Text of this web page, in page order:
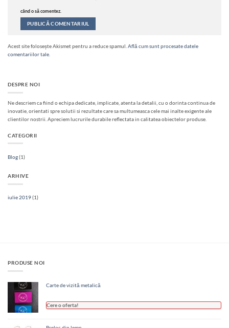
când o să comentez.
Acest site folosește Akismet pentru a reduce spamul. Află cum sunt procesate datele
comentariilor tale
DESPRE NOI
Ne descriem ca fiind o echipa dedicate, implicate, atenta la detalii, cu o dorinta continua de
inovatie, orientati spre solutii si rezultate care sa multumeasca cele mai inalte exigente ale
clientilor nostrii. Apreciem lucrurile durabile reflectata in calitatea obiectelor produse.
CATEGORII
Blog(1)
ARHIVE
iulie 2019(1)
PRODUSE NOI
Carte de vizită metalică
Cere o oferta!